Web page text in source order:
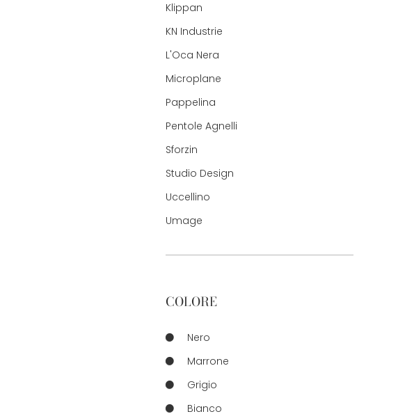
Klippan
KN Industrie
L'Oca Nera
Microplane
Pappelina
Pentole Agnelli
Sforzin
Studio Design
Uccellino
Umage
COLORE
Nero
Marrone
Grigio
Bianco